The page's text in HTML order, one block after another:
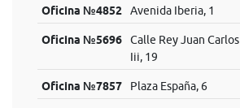
Oficina №4852 Avenida Iberia, 1
Oficina №5696
Calle Rey Juan Carlos
Iii, 19
Oficina №7857 Plaza España, 6